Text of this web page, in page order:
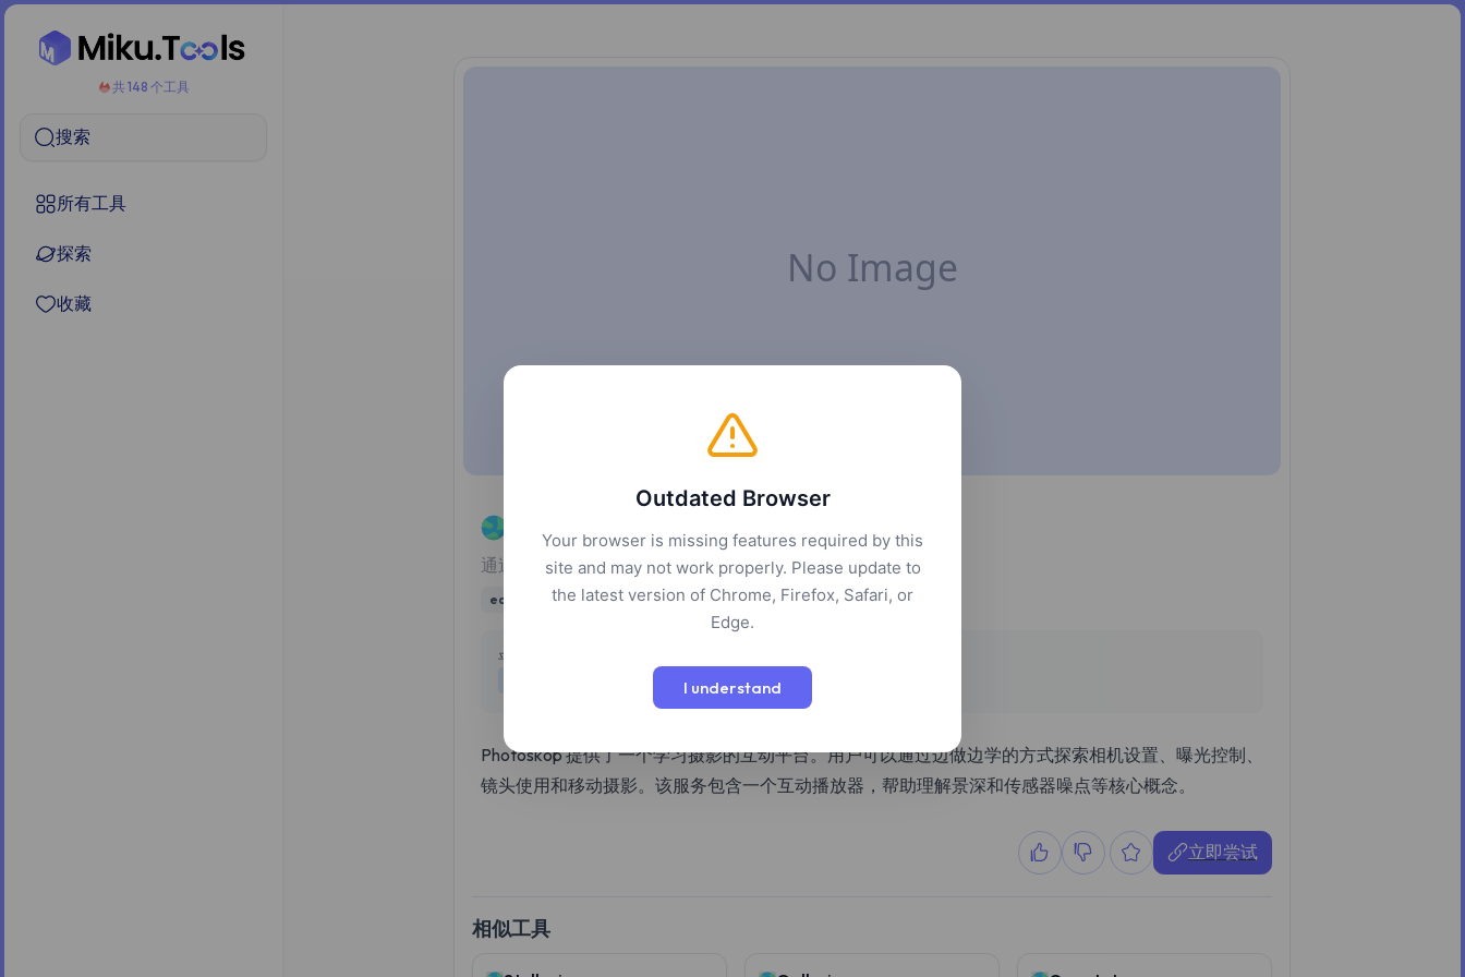
共 148 个工具
搜索
所有工具
探索
收藏
Photoskop
通过互动课程和动手实践学习摄影
education photography learning
平台
Photoskop 提供了一个学习摄影的互动平台。用户可以通过边做边学的方式探索相机设置、曝光控制、
镜头使用和移动摄影。该服务包含一个互动播放器，帮助理解景深和传感器噪点等核心概念。
立即尝试
相似工具
Outdated Browser
Your browser is missing features required by this
site and may not work properly. Please update to
the latest version of Chrome, Firefox, Safari, or
Edge.
I understand